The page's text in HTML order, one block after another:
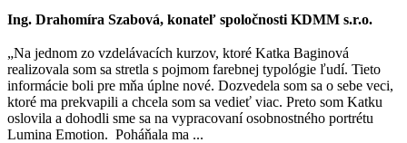
Ing. Drahomíra Szabová, konateľ spoločnosti KDMM s.r.o.
„Na jednom zo vzdelávacích kurzov, ktoré Katka Baginová
realizovala som sa stretla s pojmom farebnej typológie ľudí. Tieto
informácie boli pre mňa úplne nové. Dozvedela som sa o sebe veci,
ktoré ma prekvapili a chcela som sa vedieť viac. Preto som Katku
oslovila a dohodli sme sa na vypracovaní osobnostného portrétu
Lumina Emotion. Poháňala ma ...